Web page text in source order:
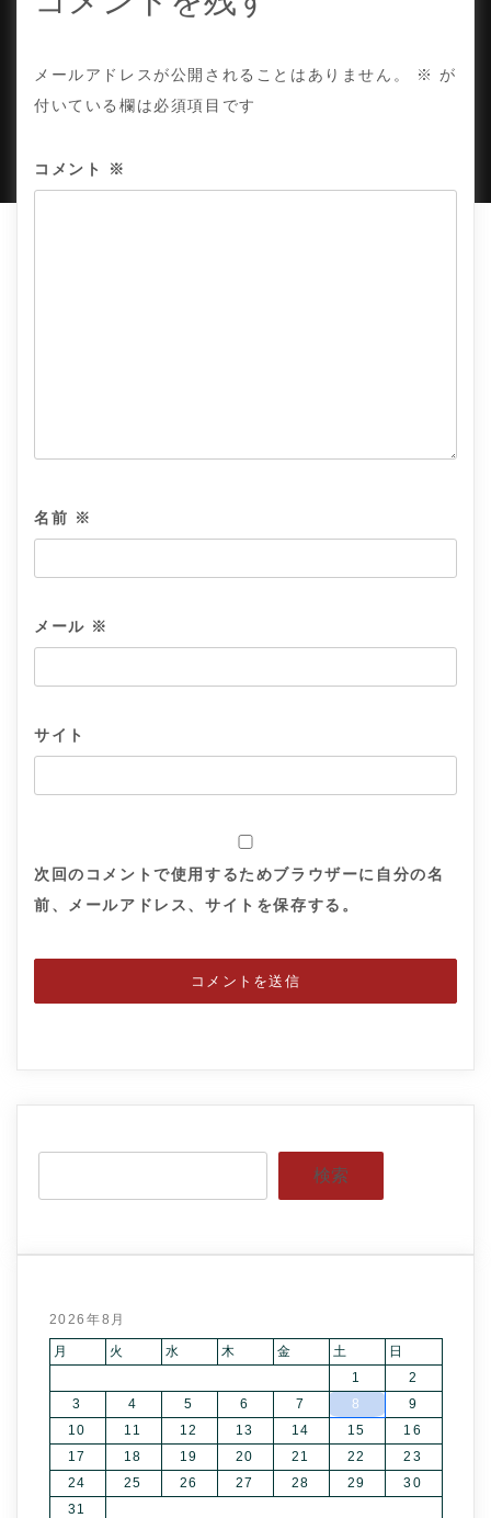
ン
メールアドレスが公開されることはありません。 ※
が
付いている欄は必須項目です
コメント ※
名前 ※
メール ※
サイト
次回のコメントで使用するためブラウザーに自分の名
前、メールアドレス、サイトを保存する。
検索
2026年8月
月 火 水 木 金 土
日
1
2
3
4 5 6 7 8
9
10
11 12 13 14 15
16
17
18 19 20 21 22
23
24
25 26 27 28 29
30
31